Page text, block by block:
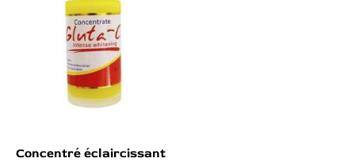
Concentré éclaircissant